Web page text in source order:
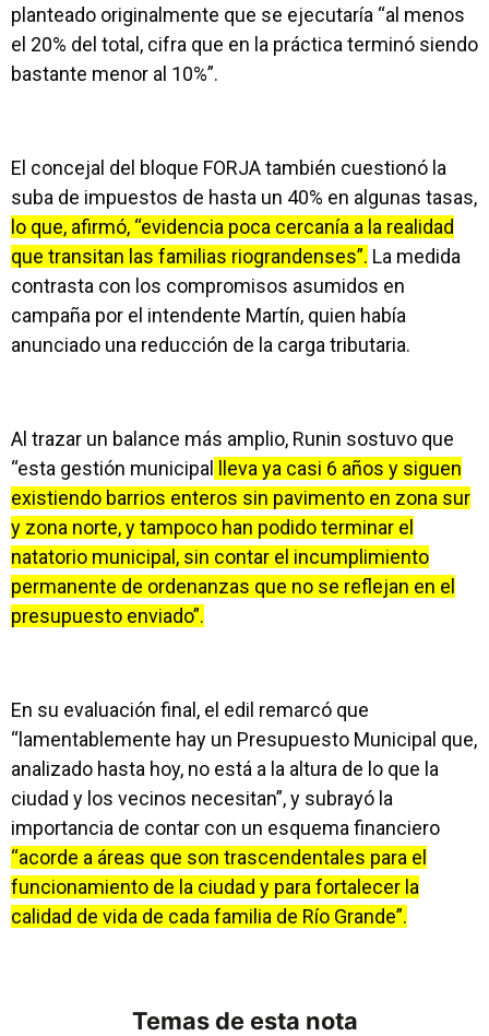
planteado originalmente que se ejecutaría “al menos
el 20% del total, cifra que en la práctica terminó siendo
bastante menor al 10%”.
El concejal del bloque FORJA también cuestionó la
suba de impuestos de hasta un 40% en algunas tasas,
lo que, afirmó, “evidencia poca cercanía a la realidad
que transitan las familias riograndenses”. La medida
contrasta con los compromisos asumidos en
campaña por el intendente Martín, quien había
anunciado una reducción de la carga tributaria.
Al trazar un balance más amplio, Runin sostuvo que
“esta gestión municipal
lleva ya casi 6 años y siguen
existiendo barrios enteros sin pavimento en zona sur
y zona norte, y tampoco han podido terminar el
natatorio municipal, sin contar el incumplimiento
permanente de ordenanzas que no se reflejan en el
presupuesto enviado”.
En su evaluación final, el edil remarcó que
“lamentablemente hay un Presupuesto Municipal que,
analizado hasta hoy, no está a la altura de lo que la
ciudad y los vecinos necesitan”, y subrayó la
importancia de contar con un esquema financiero
“acorde a áreas que son trascendentales para el
funcionamiento de la ciudad y para fortalecer la
calidad de vida de cada familia de Río Grande”.
Temas de esta nota